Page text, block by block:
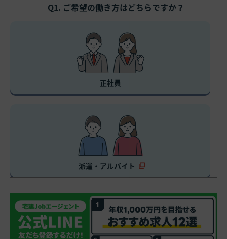
Q1. ご希望の働き方はどちらですか？
正社員
派遣・アルバイト